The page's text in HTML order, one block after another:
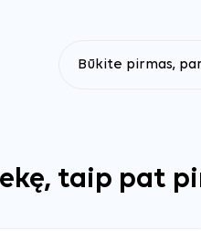
Būkite pirmas,
taip pat